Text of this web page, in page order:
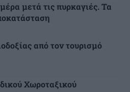
μετά τις πυρκαγιές. Τα
από τον τουρισμό
Χωροταξικού